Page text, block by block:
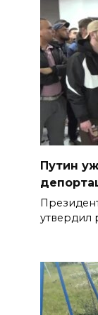
Путин
утвердил